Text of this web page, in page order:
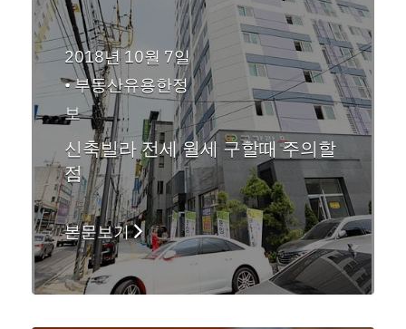
2018년 10월 7일
•부동산유용한정
보
신축빌라 전세 월세 구할때 주의할
점
본문보기